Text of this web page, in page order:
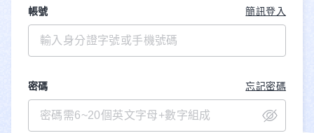
帳號 簡訊登入
密碼 忘記密碼